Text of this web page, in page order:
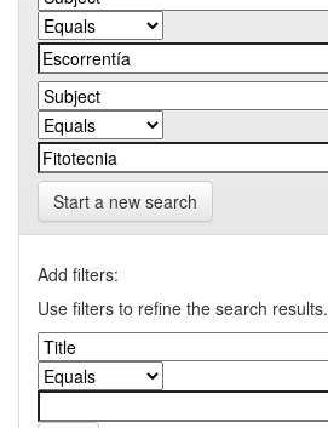
Start a new search
Add filters:
Use filters to refine the search results.